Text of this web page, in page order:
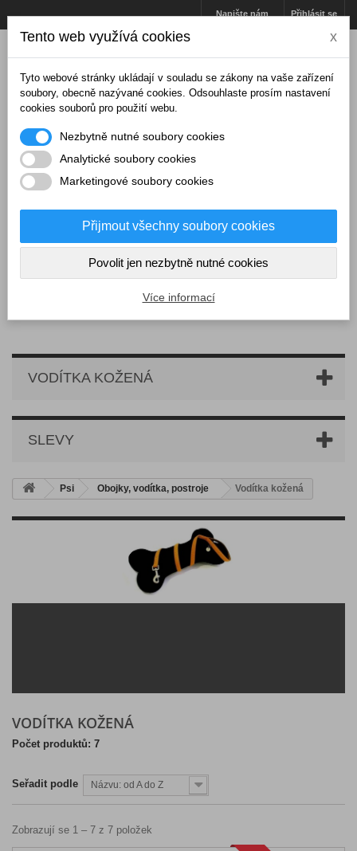
Přihlásit se
Napište nám
Košík (prázdný)
VODÍTKA KOŽENÁ
SLEVY
Psi Obojky, vodítka, postroje Vodítka kožená
VODÍTKA KOŽENÁ
Počet produktů: 7
Seřadit podle Názvu: od A do Z
Zobrazují se 1 – 7 z 7 položek
Tento web využívá cookies x
Tyto webové stránky ukládají v souladu se zákony na vaše zařízení
soubory, obecně nazývané cookies. Odsouhlaste prosím nastavení
cookies souborů pro použití webu.
Nezbytně nutné soubory cookies
Analytické soubory cookies
Marketingové soubory cookies
Přijmout všechny soubory cookies
Povolit jen nezbytně nutné cookies
Více informací